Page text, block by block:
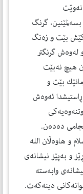
گرنگ
بێت و زەنگ
گرنگتر
هیچ نەبێت
بێت و
ئەوەش
دەدەن.
و هاوەڵان الله
و بەپێز نیشانەی
وابەستە
دینەكەت.